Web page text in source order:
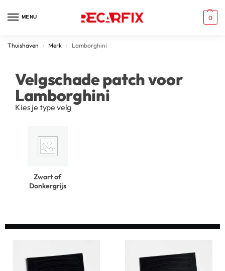
MENU 0
Thuishaven / Merk / Lamborghini
Velgschade patch voor
Lamborghini
Kies je type velg
Zwart of
Donkergrijs